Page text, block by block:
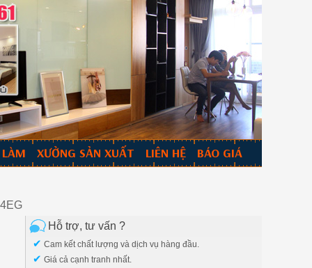
XƯỞNG SẢN XUẤT LIÊN HỆ BÁO GIÁ
Hỗ trợ, tư vấn ?
✔ Cam kết chất lượng và dịch vụ hàng đầu.
✔ Giá cả cạnh tranh nhất.